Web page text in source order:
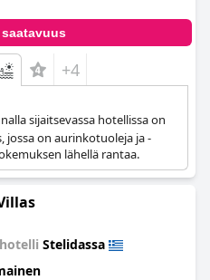
+4
sijaitsevassa hotellissa on
jossa on aurinkotuoleja ja -
lähellä rantaa.
Stelidassa